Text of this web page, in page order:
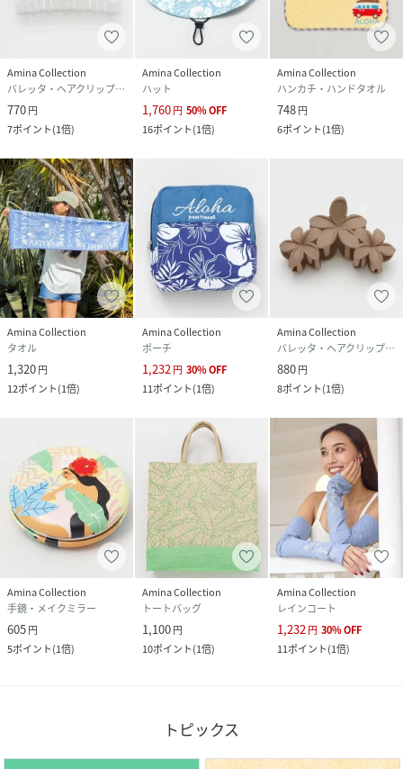
Amina Collection
バレッタ・ヘアクリップ・ヘアピン
770円
7ポイント(1倍)
Amina Collection
ハット
1,760円 50%OFF
16ポイント(1倍)
Amina Collection
ハンカチ・ハンドタオル
748円
6ポイント(1倍)
Amina Collection
タオル
1,320円
12ポイント(1倍)
Amina Collection
ポーチ
1,232円 30%OFF
11ポイント(1倍)
Amina Collection
バレッタ・ヘアクリップ・ヘアピン
880円
8ポイント(1倍)
Amina Collection
手鏡・メイクミラー
605円
5ポイント(1倍)
Amina Collection
トートバッグ
1,100円
10ポイント(1倍)
Amina Collection
レインコート
1,232 円 30%OFF
11ポイント(1倍)
トピックス